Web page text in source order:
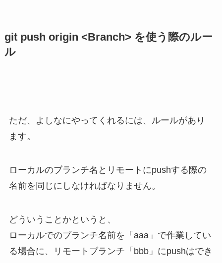
git push origin <Branch> を使う際のルー
ル
ただ、よしなにやってくれるには、ルールがあり
ます。
ローカルのブランチ名とリモートにpushする際の
名前を同じにしなければなりません。
どういうことかというと、
ローカルでのブランチ名前を「 aaa 」で作業してい
る場合に、リモートブランチ「 bbb」にpushはでき